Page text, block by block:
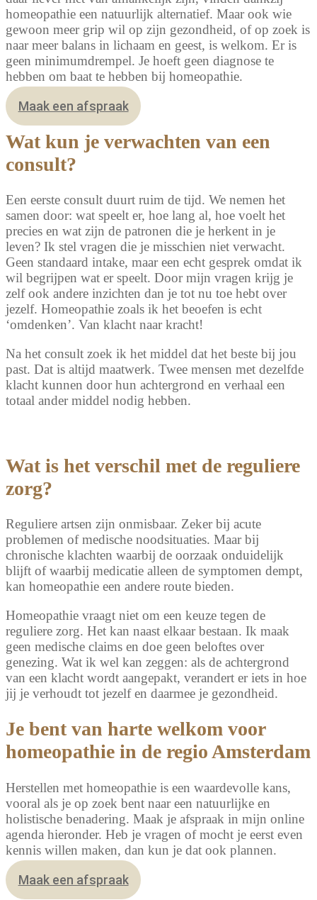
homeopathie een natuurlijk alternatief. Maar ook wie
gewoon meer grip wil op zijn gezondheid, of op zoek is
naar meer balans in lichaam en geest, is welkom. Er is
geen minimumdrempel. Je hoeft geen diagnose te
hebben om baat te hebben bij homeopathie.
Maak een afspraak
Wat kun je verwachten van een
consult?
Een eerste consult duurt ruim de tijd. We nemen het
samen door: wat speelt er, hoe lang al, hoe voelt het
precies en wat zijn de patronen die je herkent in je
leven? Ik stel vragen die je misschien niet verwacht.
Geen standaard intake, maar een echt gesprek omdat ik
wil begrijpen wat er speelt. Door mijn vragen krijg je
zelf ook andere inzichten dan je tot nu toe hebt over
jezelf. Homeopathie zoals ik het beoefen is echt
‘omdenken’. Van klacht naar kracht!
Na het consult zoek ik het middel dat het beste bij jou
past. Dat is altijd maatwerk. Twee mensen met dezelfde
klacht kunnen door hun achtergrond en verhaal een
totaal ander middel nodig hebben.
Wat is het verschil met de reguliere
zorg?
Reguliere artsen zijn onmisbaar. Zeker bij acute
problemen of medische noodsituaties. Maar bij
chronische klachten waarbij de oorzaak onduidelijk
blijft of waarbij medicatie alleen de symptomen dempt,
kan homeopathie een andere route bieden.
Homeopathie vraagt niet om een keuze tegen de
reguliere zorg. Het kan naast elkaar bestaan. Ik maak
geen medische claims en doe geen beloftes over
genezing. Wat ik wel kan zeggen: als de achtergrond
van een klacht wordt aangepakt, verandert er iets in hoe
jij je verhoudt tot jezelf en daarmee je gezondheid.
Je bent van harte welkom voor
homeopathie in de regio Amsterdam
Herstellen met homeopathie is een waardevolle kans,
vooral als je op zoek bent naar een natuurlijke en
holistische benadering. Maak je afspraak in mijn online
agenda hieronder. Heb je vragen of mocht je eerst even
kennis willen maken, dan kun je dat ook plannen.
Maak een afspraak